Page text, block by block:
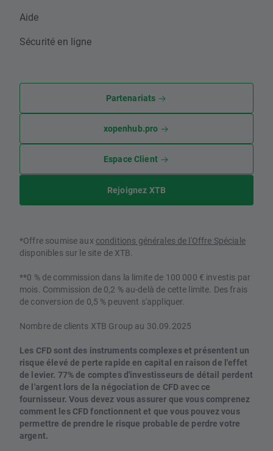
Aide
Sécurité en ligne
Partenariats
xopenhub.pro
Espace Client
Rejoignez XTB
*Offre soumise aux conditions générales de l'Offre Spéciale
disponibles sur le site de XTB.
**0 % de commission dans la limite de 100 000 € investis par
mois. Commission de 0,2 % au-delà de cette limite. Des frais
de conversion de 0,5 % peuvent s'appliquer.
Nombre de clients XTB Group au 30.09.2025
Les CFD sont des instruments complexes et présentent un
risque élevé de perte rapide en capital en raison de l'effet
de levier. 77% de comptes d'investisseurs de détail perdent
de l'argent lors de la négociation de CFD avec ce
fournisseur. Vous devez vous assurer que vous comprenez
comment les CFD fonctionnent et que vous pouvez vous
permettre de prendre le risque probable de perdre votre
argent.